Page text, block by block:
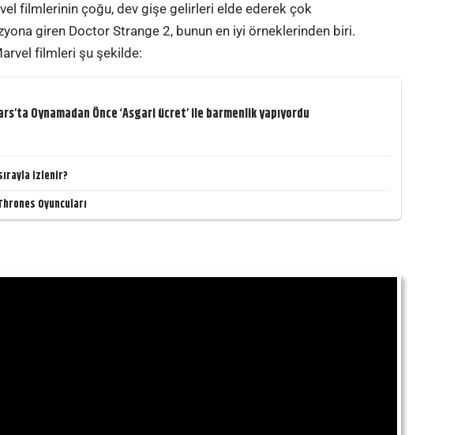
filmlerinin çoğu, dev gişe gelirleri elde ederek çok
giren Doctor Strange 2, bunun en iyi örneklerinden biri.
filmleri şu şekilde:
Oynamadan Önce ‘Asgari ücret’ ile barmenlik yapıyordu
izlenir?
Oyuncuları